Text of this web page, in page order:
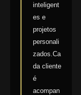
inteligent
es e
projetos
personali
zados.Ca
da cliente
é
acompan